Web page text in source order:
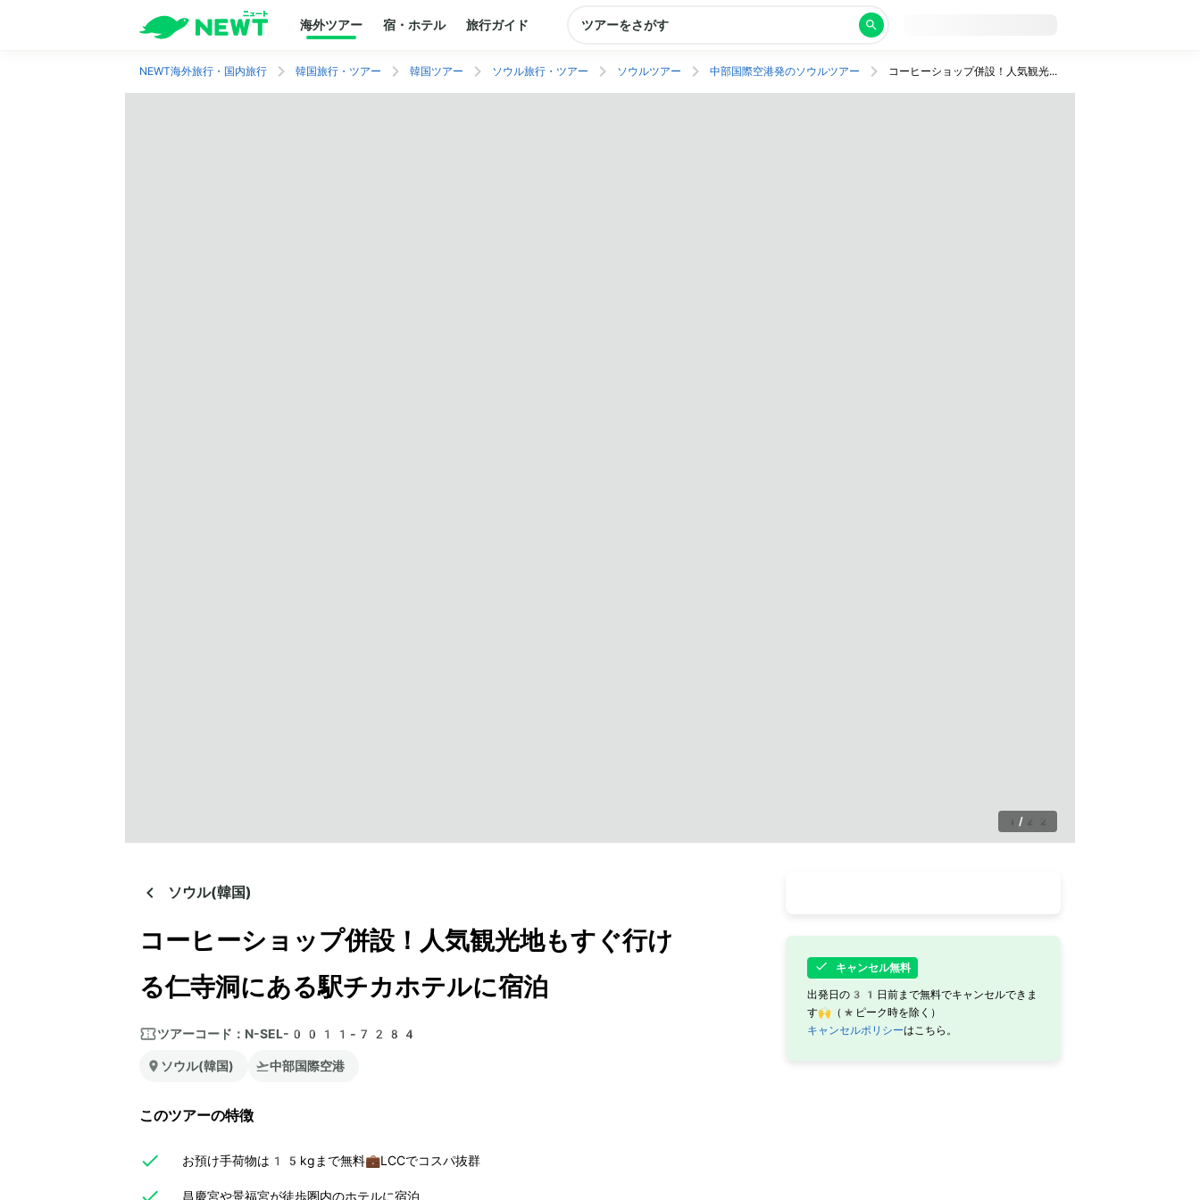
海外ツアー 宿・ホテル 旅行ガイド ツアーをさがす
NEWT海外旅行・国内旅行 韓国旅行・ツアー 韓国ツアー ソウル旅行・ツアー ソウルツアー 中部国際空港発のソウルツアー コーヒーショップ併設！人気観光地もすぐ行ける仁寺洞にある駅チカホテルに宿泊
1 / 22
ソウル(韓国)
コーヒーショップ併設！人気観光地もすぐ行け
る仁寺洞にある駅チカホテルに宿泊
ツアーコード： N-SEL-0011-7284
ソウル(韓国) 中部国際空港
このツアーの特徴
お預け手荷物は15kgまで無料💼LCCでコスパ抜群
昌慶宮や景福宮が徒歩圏内のホテルに宿泊
キャンセル無料
出発日の31日前まで無料でキャンセルできま
す🙌（*ピーク時を除く）
キャンセルポリシーはこちら。